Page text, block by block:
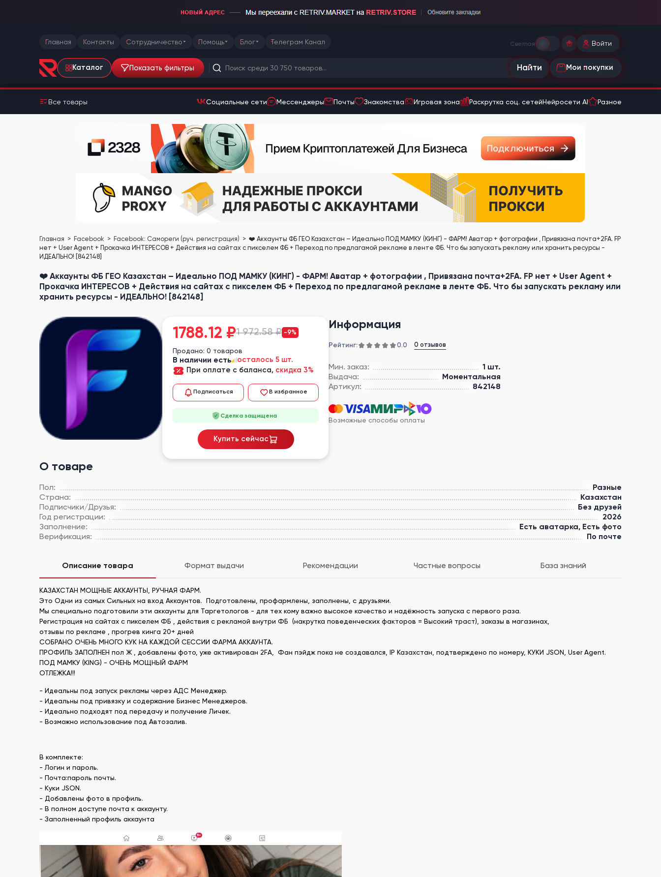
Главная Контакты Сотрудничество Помощь Блог Телеграм Канал Светлая Войти
Каталог Показать фильтры Найти Мои покупки
Все товары Социальные сети Мессенджеры Почты Знакомства Игровая зона Раскрутка соц. сетейНейросети AI Разное
Главная Facebook Facebook: Самореги (руч. регистрация)
❤️ Аккаунты ФБ ГЕО Казахстан – Идеально ПОД МАМКУ (КИНГ) - ФАРМ! Аватар + фотографии , Привязана почта+2FA. FP
нет + User Agent + Прокачка ИНТЕРЕСОВ + Действия на сайтах с пикселем ФБ + Переход по предлагамой рекламе в ленте ФБ. Что бы запускать рекламу или хранить ресурсы -
ИДЕАЛЬНО! [842148]
❤️ Аккаунты ФБ ГЕО Казахстан – Идеально ПОД МАМКУ (КИНГ) - ФАРМ! Аватар + фотографии , Привязана почта+2FA. FP нет + User Agent +
Прокачка ИНТЕРЕСОВ + Действия на сайтах с пикселем ФБ + Переход по предлагамой рекламе в ленте ФБ. Что бы запускать рекламу или
хранить ресурсы - ИДЕАЛЬНО! [842148]
Информация
Рейтинг: 0.0 0 отзывов
Мин. заказ:
1 шт.
Выдача:
Моментальная
Артикул:
842148
Возможные способы оплаты
О товаре
Пол:
Разные
Страна:
Казахстан
Подписчики/Друзья:
Без друзей
Год регистрации:
2026
Заполнение:
Есть аватарка, Есть фото
Верификация:
По почте
1788.12 ₽1 972.58 ₽ -9%
Продано: 0 товаров
В наличии есть
осталось 5 шт.
При оплате с баланса, скидка 3%
Подписаться В избранное
Сделка защищена
Купить сейчас
Описание товара Формат выдачи Рекомендации Частные вопросы База знаний
КАЗАХСТАН МОЩНЫЕ АККАУНТЫ, РУЧНАЯ ФАРМ.
Это Одни из самых Cильных на вход Аккаунтов. Подготовлены, профармлены, заполнены, с друзьями.
Мы специально подготовили эти аккаунты для Таргетологов - для тех кому важно высокое качество и надёжность запуска с первого раза.
Регистрация на сайтах с пикселем ФБ , действия с рекламой внутри ФБ (накрутка поведенческих факторов = Высокий траст), заказы в магазинах,
отзывы по рекламе , прогрев кинга 20+ дней
СОБРАНО ОЧЕНЬ МНОГО КУК НА КАЖДОЙ СЕССИИ ФАРМА АККАУНТА.
ПРОФИЛЬ ЗАПОЛНЕН пол Ж , добавлены фото, уже активирован 2FA, Фан пэйдж пока не создавался, IP Казахстан, подтверждено по номеру, КУКИ JSON, User Agent.
ПОД МАМКУ (KING) - ОЧЕНЬ МОЩНЫЙ ФАРМ
ОТЛЕЖКА!!!
- Идеальны под запуск рекламы через АДС Менеджер.
- Идеальны под привязку и содержание Бизнес Менеджеров.
- Идеально подходят под передачу и получение Личек.
- Возможно использование под Автозалив.
В комплекте:
- Логин и пароль.
- Почта:пароль почты.
- Куки JSON.
- Добавлены фото в профиль.
- В полном доступе почта к аккаунту.
- Заполненный профиль аккаунта